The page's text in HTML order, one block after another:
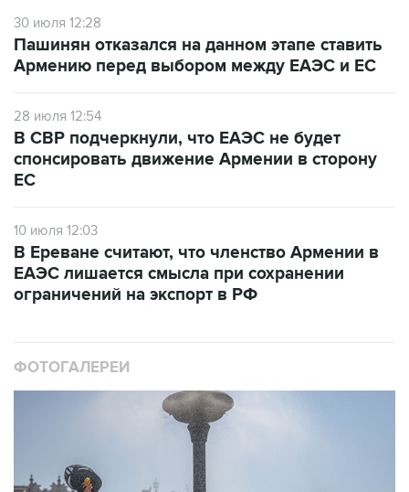
30 июля 12:28
Пашинян отказался на данном этапе ставить
Армению перед выбором между ЕАЭС и ЕС
28 июля 12:54
В СВР подчеркнули, что ЕАЭС не будет
спонсировать движение Армении в сторону
ЕС
10 июля 12:03
В Ереване считают, что членство Армении в
ЕАЭС лишается смысла при сохранении
ограничений на экспорт в РФ
ФОТОГАЛЕРЕИ